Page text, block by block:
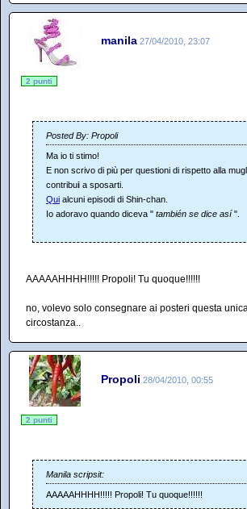
manila 27/04/2010, 23:07
2 punti
Posted By: Propoli
Ma io ti stimo!
E non scrivo di più per questioni di rispetto alla
contribui a sposarti.
Qui alcuni episodi di Shin-chan.
Io adoravo quando diceva " también se dice así".
AAAAAHHHH!!!!! Propoli! Tu quoque!!!!!!
no, volevo solo consegnare ai posteri questa
circostanza..
Propoli 28/04/2010, 00:55
2 punti
Manila scripsit:
AAAAAHHHH!!!!! Propoli! Tu quoque!!!!!!